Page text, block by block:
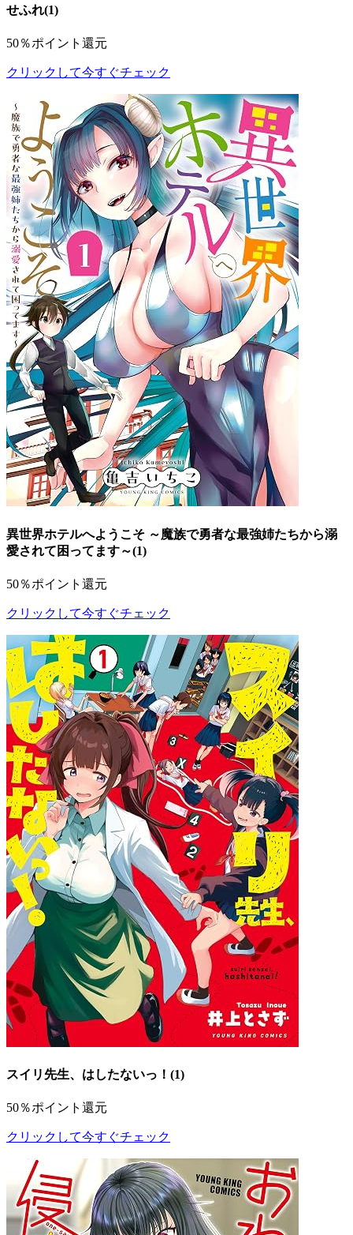
せふれ(1)
50％ポイント還元
クリックして今すぐチェック
異世界ホテルへようこそ ～魔族で勇者な最強姉たちから溺
愛されて困ってます～(1)
50％ポイント還元
クリックして今すぐチェック
スイリ先生、はしたないっ！(1)
50％ポイント還元
クリックして今すぐチェック